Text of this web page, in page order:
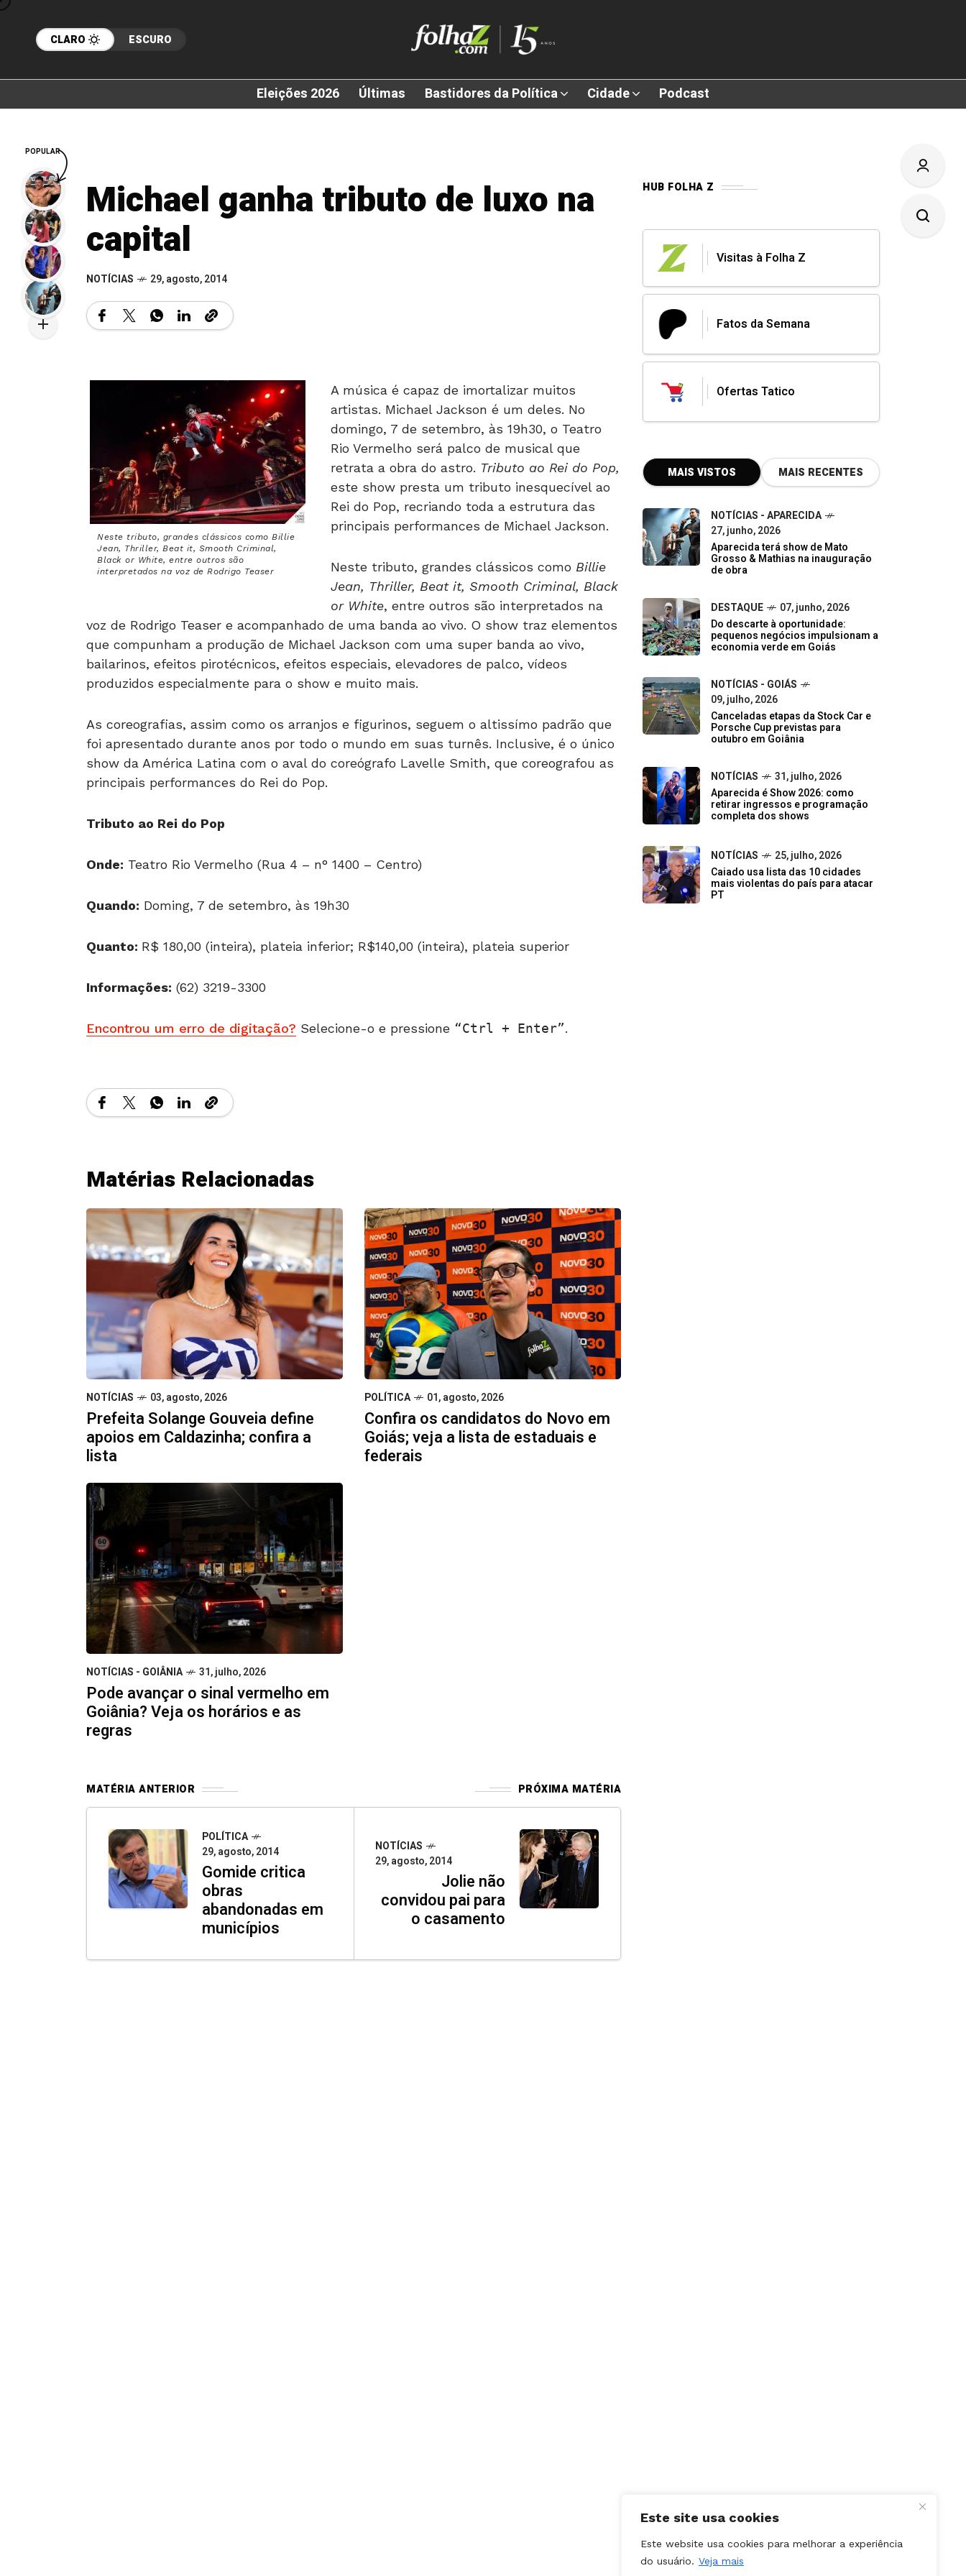
Este site usa cookies
Este website usa cookies para melhorar a experiência
do usuário. Veja mais
CLARO ESCURO
Eleições 2026 Últimas Bastidores da Política Cidade Podcast
Michael ganha tributo de luxo na
capital
NOTÍCIAS 29, agosto, 2014
Neste tributo, grandes clássicos como Billie
Jean, Thriller, Beat it, Smooth Criminal,
Black or White, entre outros são
interpretados na voz de Rodrigo Teaser
A música é capaz de imortalizar muitos
artistas. Michael Jackson é um deles. No
domingo, 7 de setembro, às 19h30, o Teatro
Rio Vermelho será palco de musical que
retrata a obra do astro. Tributo ao Rei do Pop,
este show presta um tributo inesquecível ao
Rei do Pop, recriando toda a estrutura das
principais performances de Michael Jackson.
Neste tributo, grandes clássicos como Billie
Jean, Thriller, Beat it, Smooth Criminal, Black
or White, entre outros são interpretados na
voz de Rodrigo Teaser e acompanhado de uma banda ao vivo. O show traz elementos
que compunham a produção de Michael Jackson com uma super banda ao vivo,
bailarinos, efeitos pirotécnicos, efeitos especiais, elevadores de palco, vídeos
produzidos especialmente para o show e muito mais.
As coreografias, assim como os arranjos e figurinos, seguem o altissímo padrão que
foi apresentado durante anos por todo o mundo em suas turnês. Inclusive, é o único
show da América Latina com o aval do coreógrafo Lavelle Smith, que coreografou as
principais performances do Rei do Pop.
Tributo ao Rei do Pop
Onde: Teatro Rio Vermelho (Rua 4 – n° 1400 – Centro)
Quando: Doming, 7 de setembro, às 19h30
Quanto: R$ 180,00 (inteira), plateia inferior; R$140,00 (inteira), plateia superior
Informações: (62) 3219-3300
Encontrou um erro de digitação? Selecione-o e pressione Ctrl + Enter .
Matérias Relacionadas
NOTÍCIAS 03, agosto, 2026
Prefeita Solange Gouveia define
apoios em Caldazinha; confira a
lista
POLÍTICA 01, agosto, 2026
Confira os candidatos do Novo em
Goiás; veja a lista de estaduais e
federais
NOTÍCIAS - GOIÂNIA 31, julho, 2026
Pode avançar o sinal vermelho em
Goiânia? Veja os horários e as
regras
MATÉRIA ANTERIOR PRÓXIMA MATÉRIA
POLÍTICA
29, agosto, 2014
Gomide critica
obras
abandonadas em
municípios
NOTÍCIAS
29, agosto, 2014
Jolie não
convidou pai para
o casamento
HUB FOLHA Z
Visitas à Folha Z
Fatos da Semana
Ofertas Tatico
MAIS VISTOS MAIS RECENTES
NOTÍCIAS - APARECIDA
27, junho, 2026
Aparecida terá show de Mato
Grosso & Mathias na inauguração
de obra
DESTAQUE
07, junho, 2026
Do descarte à oportunidade:
pequenos negócios impulsionam a
economia verde em Goiás
NOTÍCIAS - GOIÁS
09, julho, 2026
Canceladas etapas da Stock Car e
Porsche Cup previstas para
outubro em Goiânia
NOTÍCIAS
31, julho, 2026
Aparecida é Show 2026: como
retirar ingressos e programação
completa dos shows
NOTÍCIAS
25, julho, 2026
Caiado usa lista das 10 cidades
mais violentas do país para atacar
PT
POPULAR